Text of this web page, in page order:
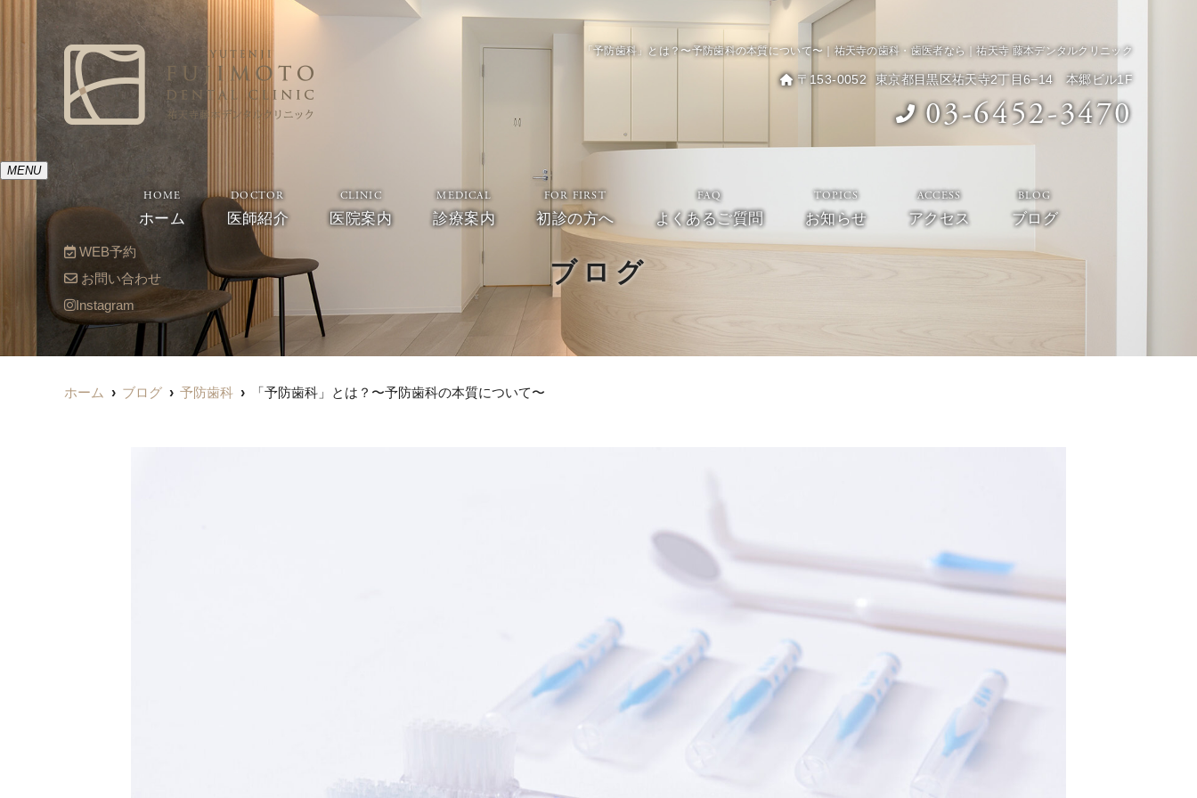
「予防歯科」とは？〜予防歯科の本質について〜｜祐天寺の歯科・歯医者なら｜祐天寺 藤本デンタルクリニック
〒153-0052 東京都目黒区祐天寺2丁目6−14 本郷ビル1F
03-6452-3470
MENU
ホーム
HOME
医師紹介
DOCTOR
医院案内
CLINIC
診療案内
MEDICAL
初診の方へ
FOR FIRST
よくあるご質問
FAQ
お知らせ
TOPICS
アクセス
ACCESS
ブログ
BLOG
WEB予約
お問い合わせ
Instagram
ブログ
ホーム ブログ 予防歯科 「予防歯科」とは？〜予防歯科の本質について〜